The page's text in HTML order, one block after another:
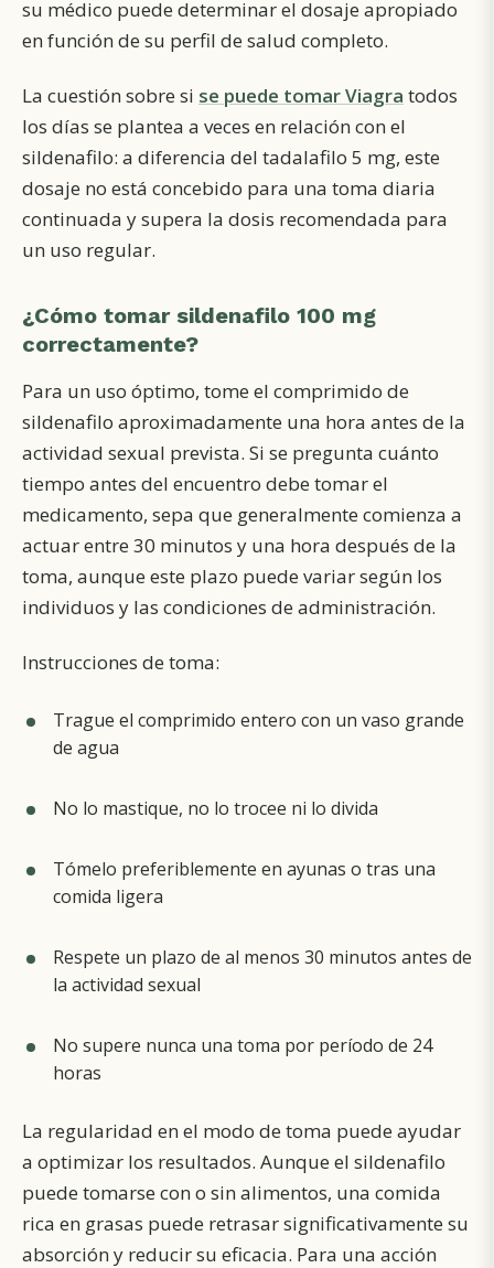
su médico puede determinar el dosaje apropiado
en función de su perfil de salud completo.
La cuestión sobre si se puede tomar Viagra todos
los días se plantea a veces en relación con el
sildenafilo: a diferencia del tadalafilo 5 mg, este
dosaje no está concebido para una toma diaria
continuada y supera la dosis recomendada para
un uso regular.
¿Cómo tomar sildenafilo 100 mg
correctamente?
Para un uso óptimo, tome el comprimido de
sildenafilo aproximadamente una hora antes de la
actividad sexual prevista. Si se pregunta cuánto
tiempo antes del encuentro debe tomar el
medicamento, sepa que generalmente comienza a
actuar entre 30 minutos y una hora después de la
toma, aunque este plazo puede variar según los
individuos y las condiciones de administración.
Instrucciones de toma:
Trague el comprimido entero con un vaso grande
de agua
No lo mastique, no lo trocee ni lo divida
Tómelo preferiblemente en ayunas o tras una
comida ligera
Respete un plazo de al menos 30 minutos antes de
la actividad sexual
No supere nunca una toma por período de 24
horas
La regularidad en el modo de toma puede ayudar
a optimizar los resultados. Aunque el sildenafilo
puede tomarse con o sin alimentos, una comida
rica en grasas puede retrasar significativamente su
absorción y reducir su eficacia. Para una acción